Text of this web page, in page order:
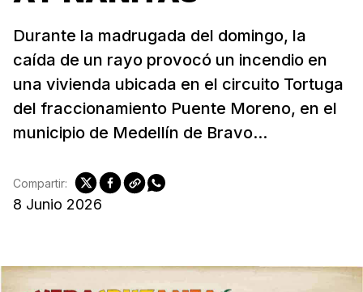
Durante la madrugada del domingo, la
caída de un rayo provocó un incendio en
una vivienda ubicada en el circuito Tortuga
del fraccionamiento Puente Moreno, en el
municipio de ⁠Medellín de Bravo...
8 Junio 2026
Compartir: